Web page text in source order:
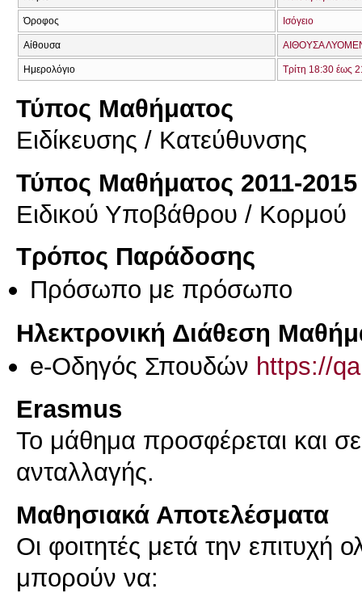
Όροφος Ισόγειο
Αίθουσα ΑΙΘΟΥΣΑ
Ημερολόγιο Τρίτη 18:30 έως
Τύπος Μαθήματος
Eιδίκευσης / Kατεύθυνσης
Τύπος Μαθήματος 2011-2015
Ειδικού Υποβάθρου / Κορμού
Τρόπος Παράδοσης
Πρόσωπο με πρόσωπο
Ηλεκτρονική Διάθεση
e-Οδηγός Σπουδών https://
Erasmus
Το μάθημα προσφέρεται και
ανταλλαγής.
Μαθησιακά Αποτελέσματα
Οι φοιτητές μετά την
μπορούν να: